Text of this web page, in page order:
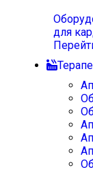
для